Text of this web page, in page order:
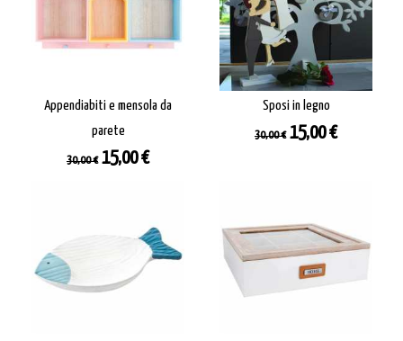
Appendiabiti e mensola da
parete
Prezzo
30,00 € Prezzo
15,00 €
Sposi in legno
Prezzo
30,00 € Prezzo
15,00 €